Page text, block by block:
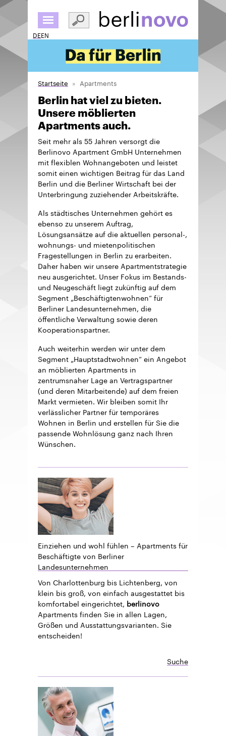
zum
Inhalt
DEEN
Startseite Apartments
Berlin hat viel zu bieten.
Unsere möblierten
Apartments auch.
Seit mehr als 55 Jahren versorgt die
Berlinovo Apartment GmbH Unternehmen
mit flexiblen Wohnangeboten und leistet
somit einen wichtigen Beitrag für das Land
Berlin und die Berliner Wirtschaft bei der
Unterbringung zuziehender Arbeitskräfte.
Als städtisches Unternehmen gehört es
ebenso zu unserem Auftrag,
Lösungsansätze auf die aktuellen personal-,
wohnungs- und mietenpolitischen
Fragestellungen in Berlin zu erarbeiten.
Daher haben wir unsere Apartmentstrategie
neu ausgerichtet. Unser Fokus im Bestands-
und Neugeschäft liegt zukünftig auf dem
Segment „Beschäftigtenwohnen“ für
Berliner Landesunternehmen, die
öffentliche Verwaltung sowie deren
Kooperationspartner.
Auch weiterhin werden wir unter dem
Segment „Hauptstadtwohnen“ ein Angebot
an möblierten Apartments in
zentrumsnaher Lage an Vertragspartner
(und deren Mitarbeitende) auf dem freien
Markt vermieten. Wir bleiben somit Ihr
verlässlicher Partner für temporäres
Wohnen in Berlin und erstellen für Sie die
passende Wohnlösung ganz nach Ihren
Wünschen.
Einziehen und wohl fühlen – Apartments für
Beschäftigte von Berliner
Landesunternehmen
Von Charlottenburg bis Lichtenberg, von
klein bis groß, von einfach ausgestattet bis
komfortabel eingerichtet, berlinovo
Apartments finden Sie in allen Lagen,
Größen und Ausstattungsvarianten. Sie
entscheiden!
Suche